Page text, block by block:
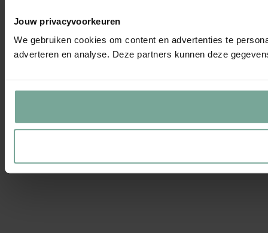
Jouw privacyvoorkeuren
We gebruiken cookies om content en advertenties te
adverteren en analyse. Deze partners kunnen deze